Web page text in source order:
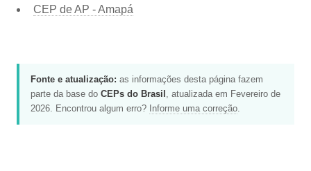
CEP deAP - Amapá
Fonte e atualização: as informações desta página fazem
parte da base do CEPs do Brasil , atualizada em Fevereiro de
2026. Encontrou algum erro? Informe uma correção.